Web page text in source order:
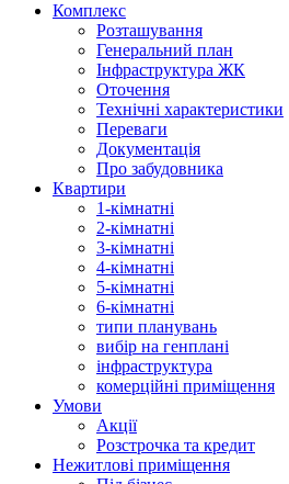
Комплекс
Розташування
Генеральний план
Інфраструктура ЖК
Оточення
Технічні характеристики
Переваги
Документація
Про забудовника
Квартири
1-кімнатні
2-кімнатні
3-кімнатні
4-кімнатні
5-кімнатні
6-кімнатні
типи планувань
вибір на генплані
інфраструктура
комерційні приміщення
Умови
Акції
Розстрочка та кредит
Нежитлові приміщення